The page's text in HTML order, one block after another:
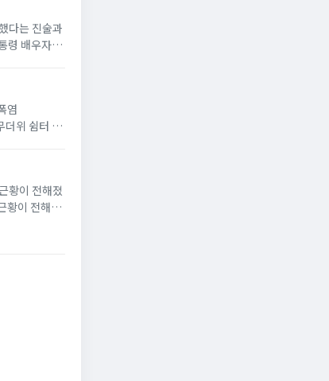
다는 진술과
령 배우자로
염
더위 쉼터 늘
황이 전해졌
황이 전해졌